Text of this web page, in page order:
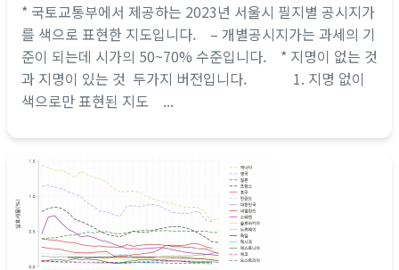
* 국토교통부에서 제공하는 2023년 서울시 필지별 공시지가
를 색으로 표현한 지도입니다. – 개별공시지가는 과세의 기
준이 되는데 시가의 50~70% 수준입니다. * 지명이 없는 것
과 지명이 있는 것 두가지 버전입니다. 1. 지명 없이
색으로만 표현된 지도 ...